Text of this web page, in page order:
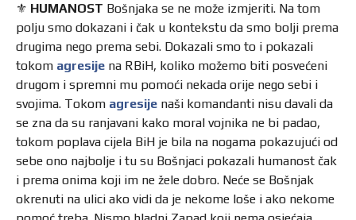
⚜️ HUMANOST Bošnjaka se ne može izmjeriti. Na tom
polju smo dokazani i čak u kontekstu da smo bolji prema
drugima nego prema sebi. Dokazali smo to i pokazali
tokom agresijena RBiH, koliko možemo biti posvećeni
drugom i spremni mu pomoći nekada orije nego sebi i
svojima. Tokom agresijenaši komandanti nisu davali da
se zna da su ranjavani kako moral vojnika ne bi padao,
tokom poplava cijela BiH je bila na nogama pokazujući od
sebe ono najbolje i tu su Bošnjaci pokazali humanost čak
i prema onima koji im ne žele dobro. Neće se Bošnjak
okrenuti na ulici ako vidi da je nekome loše i ako nekome